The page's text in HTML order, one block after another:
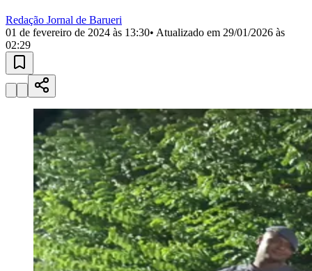
Selecione sua regiãoPara notícias da sua região
Aldeia
Jubran
VistaCalifórnia
RegiãoCotia
Jardim dos AltosJardim dos CamargosJardim
EsperançaJardim GrazielaJardim IracemaJardim ItaquitiJardim
Jardim LíbanoJardim Maria CristinaJardim Maria HelenaJardim
MutingaJardim ParaísoJardim PaulistaJardim ReginaliceJardim São
Jardim São Pedro Jardim São SilvestreJardim Silveira Jardim
Jardim TupanciMutingaNova AldeinhaOsascoParque dos
CamargosParque ImperialParque Santa LuziaParque VianaPirapora
do Bom JesusRecanto PhrynéaSantana de
ParnaíbaSilveiraTamboréVale do SolVila BarrosVila Boa VistaVila
do CondeVila Engenho NovoVila MárciaVila Nossa Sra. da
EscadaVila PortoVotupoca
Para Sua Empresa
Redação Jornal de Barueri
01 de fevereiro de 2024 às 13:30• Atualizado em 29/01/2026 às
02:29